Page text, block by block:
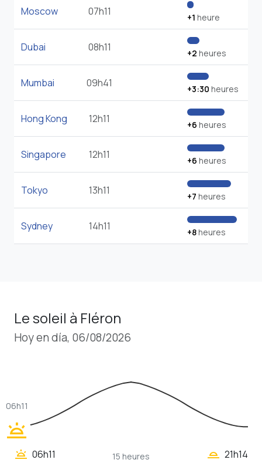
Moscow 07h11 +1 heure
Dubai 08h11 +2 heures
Mumbai 09h41 +3:30 heures
Hong Kong 12h11 +6 heures
Singapore 12h11 +6 heures
Tokyo 13h11 +7 heures
Sydney 14h11 +8heures
Le soleil à Fléron
Hoy en día, 06/08/2026
wb_twilight
06h11
wb_twilight 06h11
15 heures
wb_twilight_2 21h14